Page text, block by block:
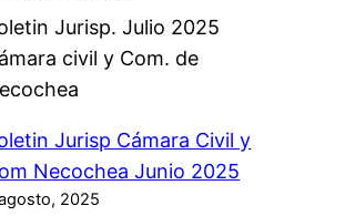
Jurisp. Julio 2025
civil y Com. de
Jurisp Cámara Civil y
Necochea Junio 2025
2025